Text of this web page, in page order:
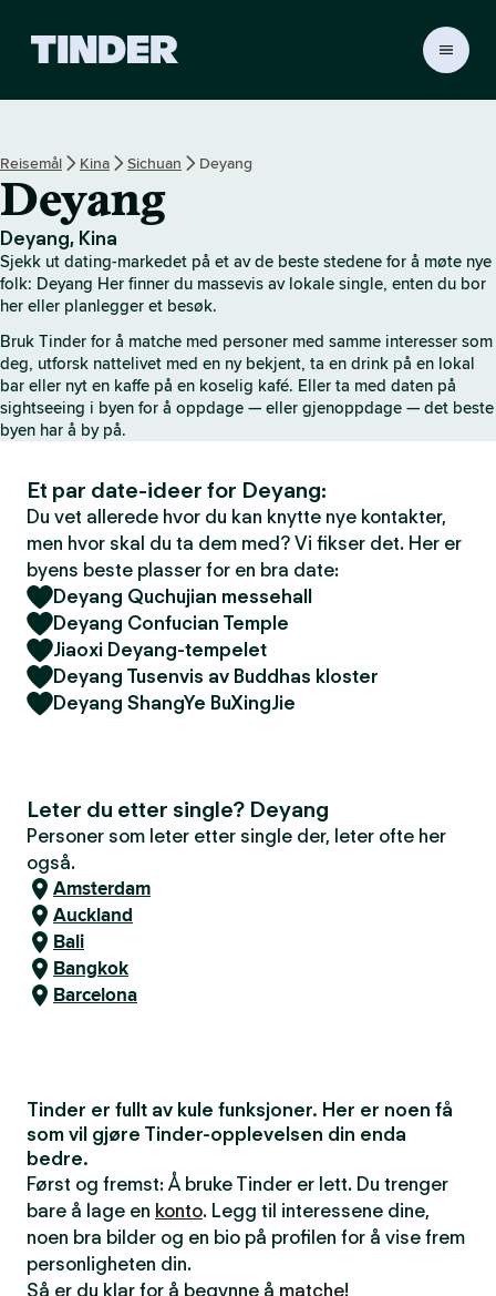
r
e
m
m
s
i
d
e
Reisemål Kina Sichuan Deyang
Deyang
Deyang, Kina
Sjekk ut dating-markedet på et av de beste stedene for å møte nye
folk: Deyang Her finner du massevis av lokale single, enten du bor
her eller planlegger et besøk.
Bruk Tinder for å matche med personer med samme interesser som
deg, utforsk nattelivet med en ny bekjent, ta en drink på en lokal
bar eller nyt en kaffe på en koselig kafé. Eller ta med daten på
sightseeing i byen for å oppdage — eller gjenoppdage — det beste
byen har å by på.
Et par date-ideer for Deyang:
Du vet allerede hvor du kan knytte nye kontakter,
men hvor skal du ta dem med? Vi fikser det. Her er
byens beste plasser for en bra date:
Deyang Quchujian messehall
Deyang Confucian Temple
Jiaoxi Deyang-tempelet
Deyang Tusenvis av Buddhas kloster
Deyang ShangYe BuXingJie
Leter du etter single? Deyang
Personer som leter etter single der, leter ofte her
også.
Amsterdam
Auckland
Bali
Bangkok
Barcelona
Tinder er fullt av kule funksjoner. Her er noen få
som vil gjøre Tinder-opplevelsen din enda
bedre.
Først og fremst: Å bruke Tinder er lett. Du trenger
bare å lage en konto. Legg til interessene dine,
noen bra bilder og en bio på profilen for å vise frem
personligheten din.
Så er du klar for å begynne å matche!